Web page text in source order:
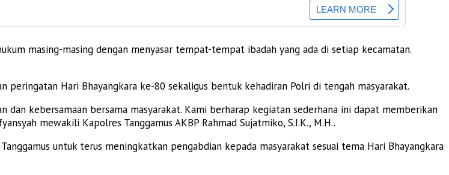
masing-masing dengan menyasar tempat-tempat ibadah yang ada di setiap kecamatan.
Hari Bhayangkara ke-80 sekaligus bentuk kehadiran Polri di tengah masyarakat.
kebersamaan bersama masyarakat. Kami berharap kegiatan sederhana ini dapat memberikan
mewakili Kapolres Tanggamus AKBP Rahmad Sujatmiko, S.I.K., M.H..
untuk terus meningkatkan pengabdian kepada masyarakat sesuai tema Hari Bhayangkara